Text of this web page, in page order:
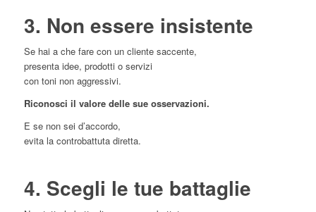
3. Non essere insistente
Se hai a che fare con un cliente saccente,
presenta idee, prodotti o servizi
con toni non aggressivi.
Riconosci il valore delle sue osservazioni.
E se non sei d’accordo,
evita la controbattuta diretta.
4. Scegli le tue battaglie